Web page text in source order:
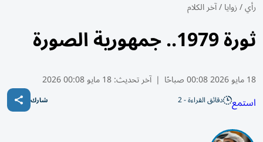
رأي/زوايا/آخر الكلام
ثورة 1979.. جمهورية الصورة
18 مايو 2026 00:08 صباحًا | آخر تحديث:18 مايو 00:08 2026
استمع دقائق القراءة - 2 شارك